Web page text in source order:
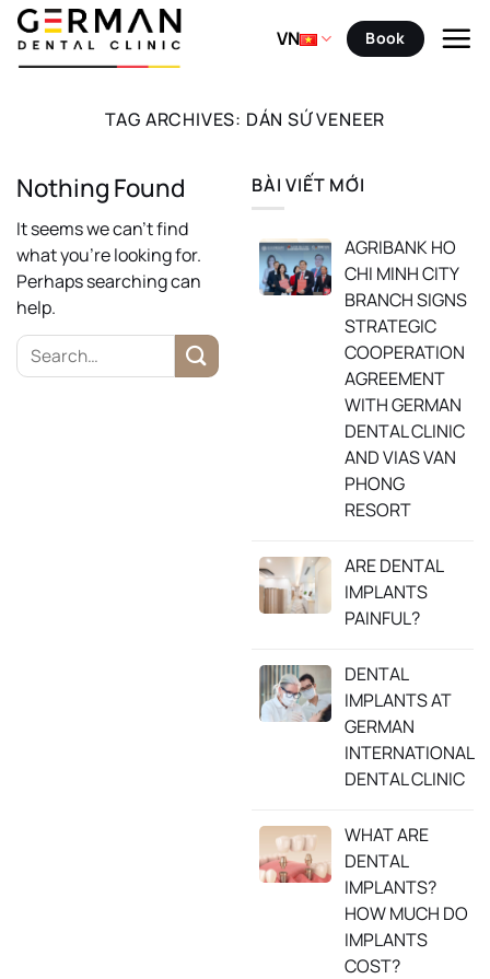
Skip
content
VN Book
TAG ARCHIVES: DÁN SỨ VENEER
Nothing Found
It seems we can’t find
what you’re looking for.
Perhaps searching can
help.
BÀI VIẾT MỚI
AGRIBANK HO
CHI MINH CITY
BRANCH SIGNS
STRATEGIC
COOPERATION
AGREEMENT
WITH GERMAN
DENTAL CLINIC
AND VIAS VAN
PHONG
RESORT
ARE DENTAL
IMPLANTS
PAINFUL?
DENTAL
IMPLANTS AT
GERMAN
INTERNATIONAL
DENTAL CLINIC
WHAT ARE
DENTAL
IMPLANTS?
HOW MUCH DO
IMPLANTS
COST?